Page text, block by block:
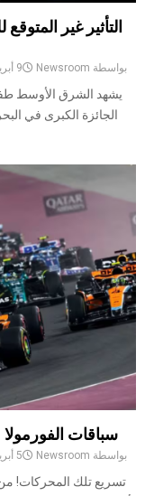
بواسطة Newsroom 9 أبريل، 2025
الجائزة الكبرى في
سباقات الفورمولا 1 في الشرق الأوسط: دليلك الشامل
بواسطة Newsroom 5 أبريل، 2025
تسريع تلك المحركات!